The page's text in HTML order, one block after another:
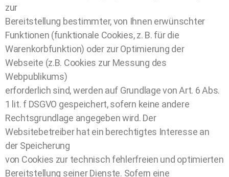
zur
Bereitstellung bestimmter, von Ihnen erwünschter
Funktionen (funktionale Cookies, z. B. für die
Warenkorbfunktion) oder zur Optimierung der
Webseite (z.B. Cookies zur Messung des
Webpublikums)
erforderlich sind, werden auf Grundlage von Art. 6 Abs.
1 lit. f DSGVO gespeichert, sofern keine andere
Rechtsgrundlage angegeben wird. Der
Websitebetreiber hat ein berechtigtes Interesse an
der Speicherung
von Cookies zur technisch fehlerfreien und optimierten
Bereitstellung seiner Dienste. Sofern eine